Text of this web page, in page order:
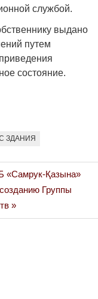
службой.
выдано
путем
состояние.
ЗДАНИЯ
«Самрук-Қазына»
Группы